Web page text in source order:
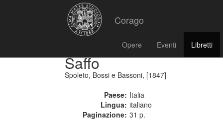
Corago
Opere Eventi Libretti
Saffo
Spoleto, Bossi e Bassoni, [1847]
Paese: Italia
Lingua: italiano
Paginazione: 31 p.